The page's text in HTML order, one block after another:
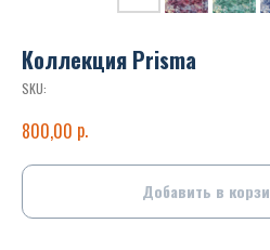
Коллекция Prisma
SKU:
800,00 р.
Добавить в